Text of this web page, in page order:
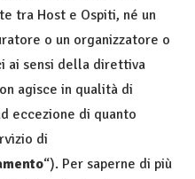
tra Host e Ospiti, né un
o un organizzatore o
ai sensi della direttiva
agisce in qualità di
eccezione di quanto
di
“). Per saperne di più